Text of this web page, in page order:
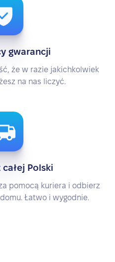
gwarancji
że w razie jakichkolwiek
na nas liczyć.
Polski
pomocą kuriera i odbierz
Łatwo i wygodnie.